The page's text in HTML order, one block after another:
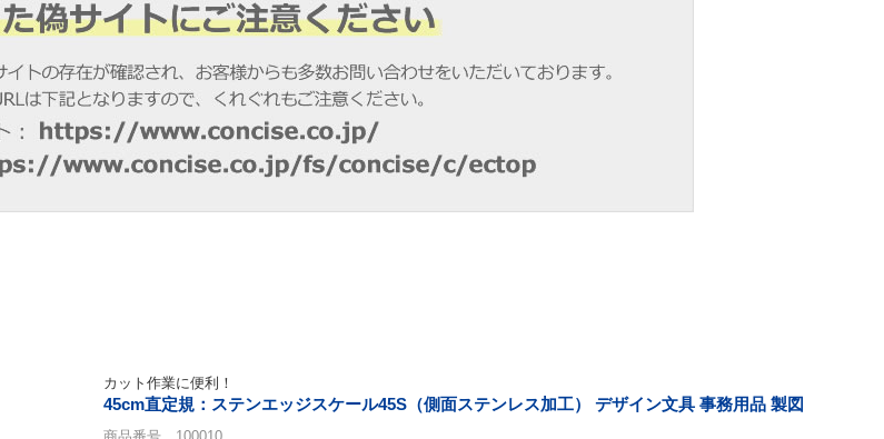
カット作業に便利！
45cm直定規：ステンエッジスケール45S（側面ステンレス加工） デザイン文具 事務用品 製図